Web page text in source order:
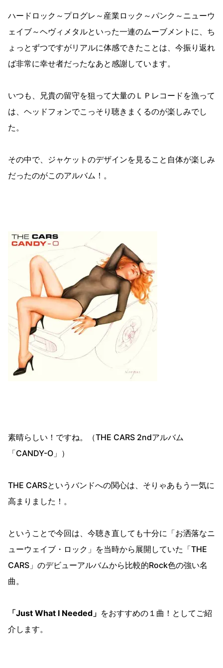
ハードロック～プログレ～産業ロック～パンク～ニューウ
ェイブ～ヘヴィメタルといった一連のムーブメントに、ち
ょっとずつですがリアルに体感できたことは、今振り返れ
ば非常に幸せ者だったなあと感謝しています。
いつも、兄貴の留守を狙って大量のＬＰレコードを漁って
は、ヘッドフォンでこっそり聴きまくるのが楽しみでし
た。
その中で、ジャケットのデザインを見ること自体が楽しみ
だったのがこのアルバム！。
素晴らしい！ですね。（THE CARS 2ndアルバム
「CANDY-O」）
THE CARSというバンドへの関心は、そりゃあもう一気に
高まりました！。
ということで今回は、今聴き直しても十分に「お洒落なニ
ューウェイブ・ロック」を当時から展開していた「THE
CARS」のデビューアルバムから比較的Rock色の強い名
曲。
「Just What I Needed」 をおすすめの１曲！としてご紹
介します。